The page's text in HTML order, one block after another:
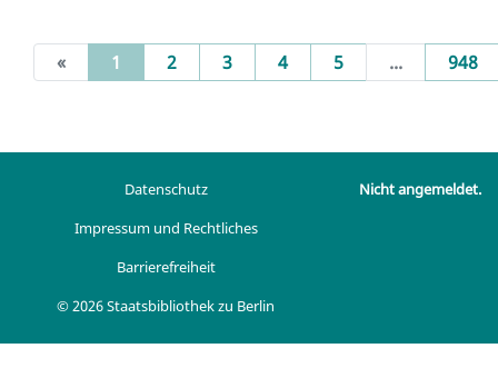
« 1 (current)
2 3 4 5 ... 948
Datenschutz
Impressum und Rechtliches
Barrierefreiheit
© 2026 Staatsbibliothek zu Berlin
Nicht angemeldet.